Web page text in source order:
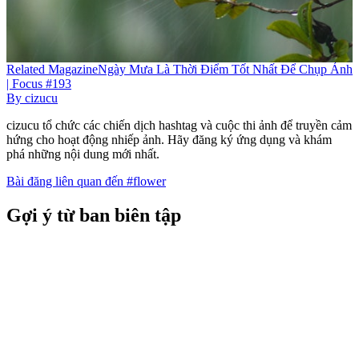
Related MagazineNgày Mưa Là Thời Điểm Tốt Nhất Để Chụp Ảnh
| Focus #193
By cizucu
cizucu tổ chức các chiến dịch hashtag và cuộc thi ảnh để truyền cảm
hứng cho hoạt động nhiếp ảnh. Hãy đăng ký ứng dụng và khám
phá những nội dung mới nhất.
Bài đăng liên quan đến #flower
Gợi ý từ ban biên tập